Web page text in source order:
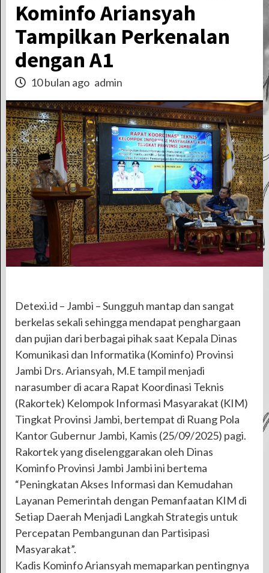
Kominfo Ariansyah
Tampilkan Perkenalan
dengan A1
10 bulan ago admin
Detexi.id – Jambi – Sungguh mantap dan sangat
berkelas sekali sehingga mendapat penghargaan
dan pujian dari berbagai pihak saat Kepala Dinas
Komunikasi dan Informatika (Kominfo) Provinsi
Jambi Drs. Ariansyah, M.E tampil menjadi
narasumber di acara Rapat Koordinasi Teknis
(Rakortek) Kelompok Informasi Masyarakat (KIM)
Tingkat Provinsi Jambi, bertempat di Ruang Pola
Kantor Gubernur Jambi, Kamis (25/09/2025) pagi.
Rakortek yang diselenggarakan oleh Dinas
Kominfo Provinsi Jambi Jambi ini bertema
“Peningkatan Akses Informasi dan Kemudahan
Layanan Pemerintah dengan Pemanfaatan KIM di
Setiap Daerah Menjadi Langkah Strategis untuk
Percepatan Pembangunan dan Partisipasi
Masyarakat”.
Kadis Kominfo Ariansyah memaparkan pentingnya